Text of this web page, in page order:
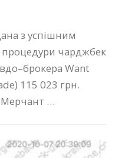
з успішним
чарджбек
Want
115 023 грн.
Мерчант …